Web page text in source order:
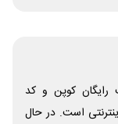
کوپن و کد
است. در حال